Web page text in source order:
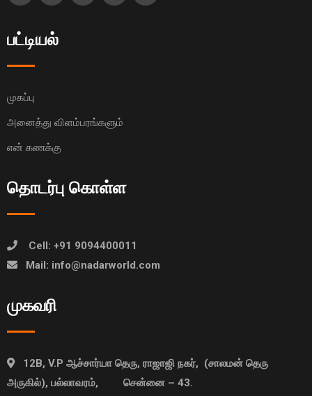
பட்டியல்
முகப்பு
அனைத்து விளம்பரங்களும்
என் கணக்கு
தொடர்பு கொள்ள
Cell: +91 9094400011
Mail: info@nadarworld.com
முகவரி
12B, V.P ஆச்சார்யா தெரு, ராஜாஜி நகர், (சாலமன் தெரு
அருகில்), பல்லாவரம், சென்னை – 43.